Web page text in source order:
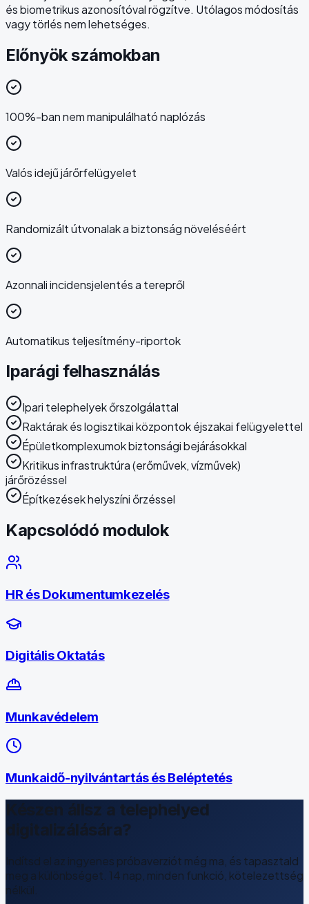
és biometrikus azonosítóval rögzítve. Utólagos módosítás
vagy törlés nem lehetséges.
Előnyök számokban
100%-ban nem manipulálható naplózás
Valós idejű járőrfelügyelet
Randomizált útvonalak a biztonság növeléséért
Azonnali incidensjelentés a terepről
Automatikus teljesítmény-riportok
Iparági felhasználás
Ipari telephelyek őrszolgálattal
Raktárak és logisztikai központok éjszakai felügyelettel
Épületkomplexumok biztonsági bejárásokkal
Kritikus infrastruktúra (erőművek, vízművek)
járőrözéssel
Építkezések helyszíni őrzéssel
Kapcsolódó modulok
HR és Dokumentumkezelés
Digitális Oktatás
Munkavédelem
Munkaidő-nyilvántartás és Beléptetés
Készen állsz a telephelyed
digitalizálására?
Indítsd el az ingyenes próbaverziót még ma, és tapasztald
meg a különbséget. 14 nap, minden funkció, kötelezettség
nélkül.